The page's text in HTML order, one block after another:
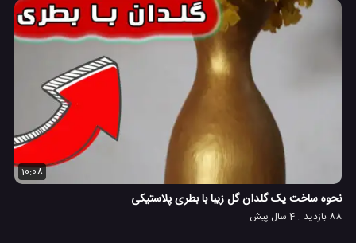
10:08
نحوه ساخت یک گلدان گل زیبا با بطری پلاستیکی
88 بازدید 4 سال پیش